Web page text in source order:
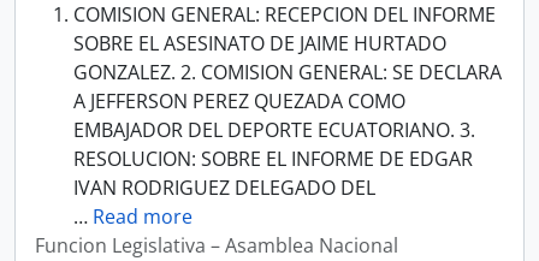
COMISION GENERAL: RECEPCION DEL INFORME
SOBRE EL ASESINATO DE JAIME HURTADO
GONZALEZ. 2. COMISION GENERAL: SE DECLARA
A JEFFERSON PEREZ QUEZADA COMO
EMBAJADOR DEL DEPORTE ECUATORIANO. 3.
RESOLUCION: SOBRE EL INFORME DE EDGAR
IVAN RODRIGUEZ DELEGADO DEL
… Read more
Funcion Legislativa – Asamblea Nacional